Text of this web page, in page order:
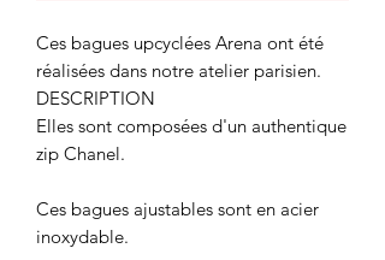
Ces bagues upcyclées Arena ont été
réalisées dans notre atelier parisien.
DESCRIPTION
Elles sont composées d'un authentique
zip Chanel.
Ces bagues ajustables sont en acier
inoxydable.